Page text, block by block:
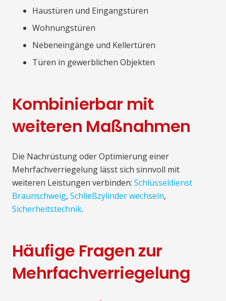
Haustüren und Eingangstüren
Wohnungstüren
Nebeneingänge und Kellertüren
Türen in gewerblichen Objekten
Kombinierbar mit
weiteren Maßnahmen
Die Nachrüstung oder Optimierung einer
Mehrfachverriegelung lässt sich sinnvoll mit
weiteren Leistungen verbinden: Schlüsseldienst
Braunschweig, Schließzylinder wechseln,
Sicherheitstechnik.
Häufige Fragen zur
Mehrfachverriegelung